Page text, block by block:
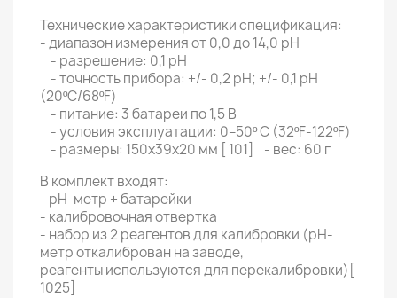
Технические характеристики спецификация:
- диапазон измерения от 0,0 до 14,0 pH
- разрешение: 0,1 pH
- точность прибора: +/- 0,2 pH; +/- 0,1 pH
(20ºC/68ºF)
- питание: 3 батареи по 1,5 В
- условия эксплуатации: 0–50º C (32ºF-122ºF)
- размеры: 150x39x20 мм [ 101] - вес: 60 г
В комплект входят:
- рН-метр + батарейки
- калибровочная отвертка
- набор из 2 реагентов для калибровки (рН-
метр откалиброван на заводе,
реагенты используются для перекалибровки)[
1025]